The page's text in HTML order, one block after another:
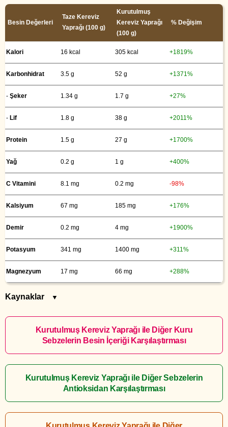
Besin Değerleri
Taze Kereviz
Yaprağı (100 g)
Kurutulmuş
Kereviz Yaprağı
(100 g)
% Değişim
Kalori 16 kcal 305 kcal +1819%
Karbonhidrat 3.5 g 52 g +1371%
- Şeker 1.34 g 1.7 g +27%
- Lif 1.8 g 38 g +2011%
Protein 1.5 g 27 g +1700%
Yağ 0.2 g 1 g +400%
C Vitamini 8.1 mg 0.2 mg -98%
Kalsiyum 67 mg 185 mg +176%
Demir 0.2 mg 4 mg +1900%
Potasyum 341 mg 1400 mg +311%
Magnezyum 17 mg 66 mg +288%
Kaynaklar ▼
Kurutulmuş Kereviz Yaprağı ile Diğer Kuru
Sebzelerin Besin İçeriği Karşılaştırması
Kurutulmuş Kereviz Yaprağı ile Diğer Sebzelerin
Antioksidan Karşılaştırması